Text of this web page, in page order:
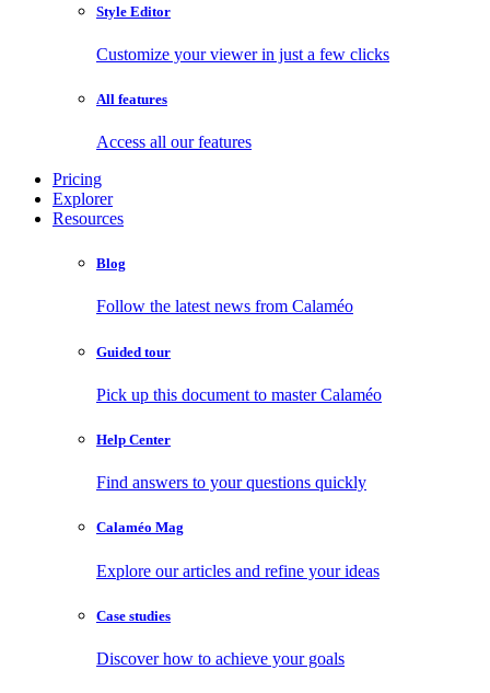
Style Editor
Customize your viewer in just a few clicks
All features
Access all our features
Pricing
Explorer
Resources
Blog
Follow the latest news from Calaméo
Guided tour
Pick up this document to master Calaméo
Help Center
Find answers to your questions quickly
Calaméo Mag
Explore our articles and refine your ideas
Case studies
Discover how to achieve your goals